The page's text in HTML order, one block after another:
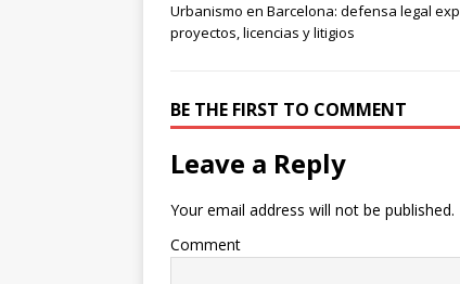
Urbanismo en Barcelona: defensa legal
proyectos, licencias y litigios
BE THE FIRST TO COMMENT
Leave a Reply
Your email address will not be published.
Comment